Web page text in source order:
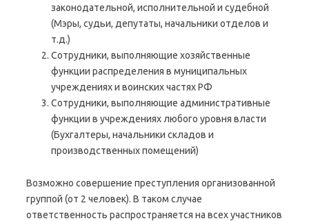
законодательной, исполнительной и судебной
(Мэры, судьи, депутаты, начальники отделов и
т.д.)
Сотрудники, выполняющие хозяйственные
функции распределения в муниципальных
учреждениях и воинских частях РФ
Сотрудники, выполняющие административные
функции в учреждениях любого уровня власти
(Бухгалтеры, начальники складов и
производственных помещений)
Возможно совершение преступления организованной
группой (от 2 человек). В таком случае
ответственность распространяется на всех участников